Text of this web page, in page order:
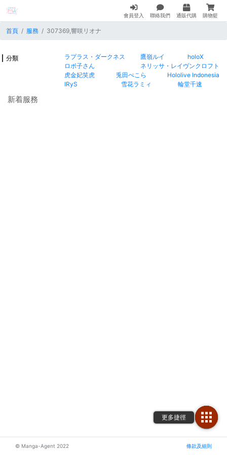
會員登入 聯絡我們 通販代購 購物籃
首頁 服務 307369,響咲リオナ
分類 ラプラス・ダークネス 鷹嶺ルイ
holoX
ロボ子さん
ネリッサ・レイヴンクロフト
虎金妃笑虎
兎田ぺこら
Hololive Indonesia
IRyS
雪花ラミィ 輪堂千速
新着服務
條款及細則
© Manga-Agent 2022